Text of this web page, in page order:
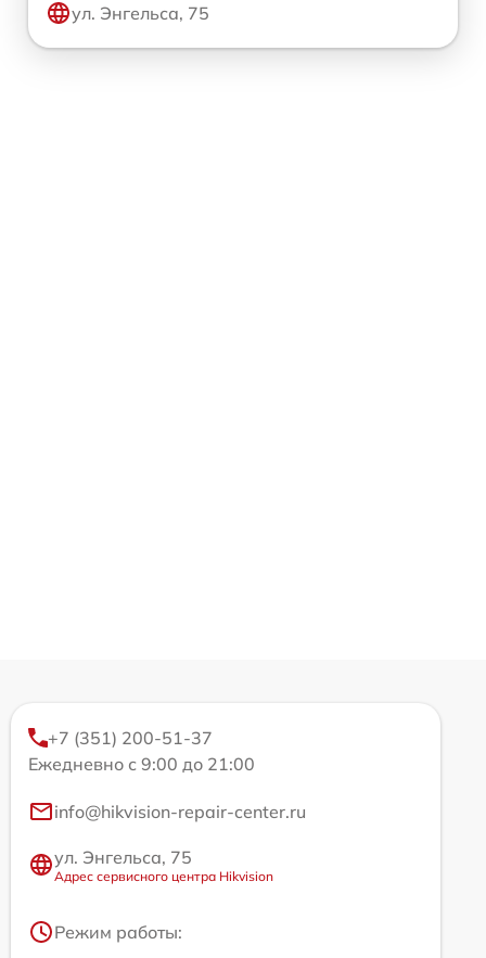
ул. Энгельса, 75
+7 (351) 200-51-37
Ежедневно с 9:00 до 21:00
info@hikvision-repair-center.ru
ул. Энгельса, 75
Адрес сервисного центра Hikvision
Режим работы: